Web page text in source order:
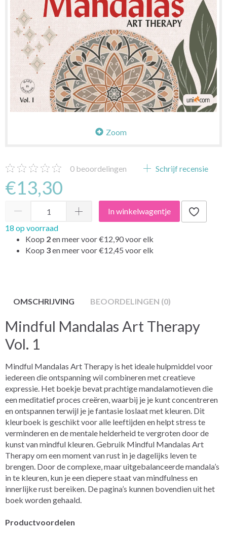
Zoom
0 beoordelingen Schrijf recensie
€13,30
In winkelwagentje
18 op voorraad
Koop 2en meer voor€12,90voor elk
Koop 3en meer voor€12,45 voor elk
OMSCHRIJVING BEOORDELINGEN (0)
Mindful Mandalas Art Therapy
Vol. 1
Mindful Mandalas Art Therapy is het ideale hulpmiddel voor
iedereen die ontspanning wil combineren met creatieve
expressie. Het boekje bevat prachtige mandalamotieven die
een meditatief proces creëren, waarbij je je kunt concentreren
en ontspannen terwijl je je fantasie loslaat met kleuren. Dit
kleurboek is geschikt voor alle leeftijden en helpt stress te
verminderen en de mentale helderheid te vergroten door de
kunst van mindful kleuren. Gebruik Mindful Mandalas Art
Therapy om een moment van rust in je dagelijks leven te
brengen. Door de complexe, maar uitgebalanceerde mandala’s
in te kleuren, kun je een diepere staat van mindfulness en
innerlijke rust bereiken. De pagina’s kunnen bovendien uit het
boek worden gehaald.
Productvoordelen